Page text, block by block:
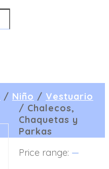
/ Niño / Vestuario
/ Chalecos,
Chaquetas y
Parkas
Price range: —